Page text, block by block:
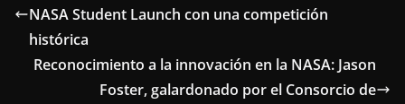
NASA Student Launch con una competición
histórica
Reconocimiento a la innovación en la NASA: Jason
Foster, galardonado por el Consorcio de